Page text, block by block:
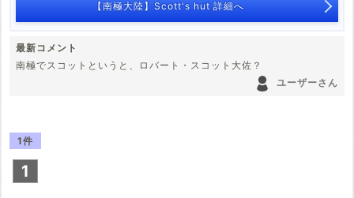
【南極大陸】Scott's hut 詳細へ
最新コメント
南極でスコットというと、ロバート・スコット大佐？
ユーザーさん
1件
1